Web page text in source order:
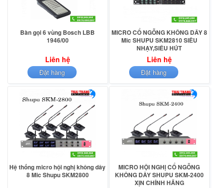
Bàn gọi 6 vùng Bosch LBB
1946/00
Liên hệ
Đặt hàng
MICRO CỔ NGỖNG KHÔNG DÂY 8
Mic SHUPU SKM2810 SIÊU
NHẠY,SIÊU HÚT
Liên hệ
Đặt hàng
Hệ thống micro hội nghị không dây
8 Mic Shupu SKM2800
MICRO HỘI NGHỊ CỔ NGỖNG
KHÔNG DÂY SHUPU SKM-2400
XỊN CHÍNH HÃNG